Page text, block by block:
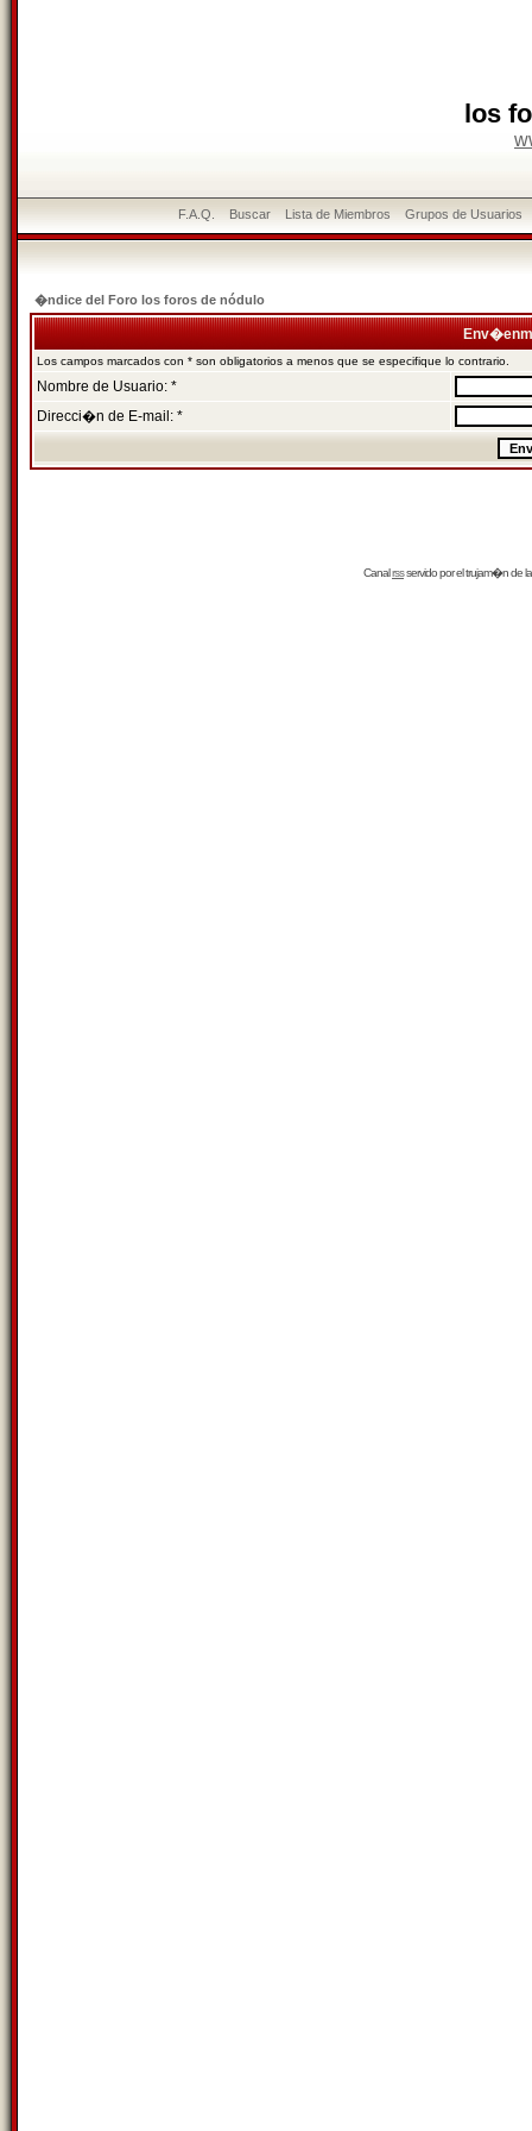
los
F.A.Q. Buscar Lista de Miembros Grupos de Usuarios
�ndice del Foro los foros de nódulo
Los campos marcados con * son obligatorios a menos que se especifique lo contrario.
Nombre de Usuario: *
Direcci�n de E-mail: *
Canalrssservido por eltrujam�nde